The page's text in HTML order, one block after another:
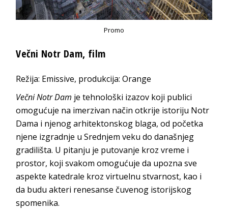
Promo
Večni Notr Dam, film
Režija: Emissive, produkcija: Orange
Večni Notr Dam je tehnološki izazov koji publici
omogućuje na imerzivan način otkrije istoriju Notr
Dama i njenog arhitektonskog blaga, od početka
njene izgradnje u Srednjem veku do današnjeg
gradilišta. U pitanju je putovanje kroz vreme i
prostor, koji svakom omogućuje da upozna sve
aspekte katedrale kroz virtuelnu stvarnost, kao i
da budu akteri renesanse čuvenog istorijskog
spomenika.